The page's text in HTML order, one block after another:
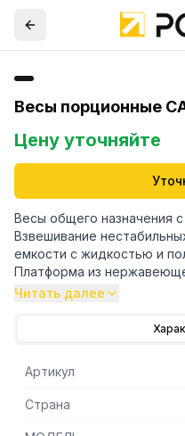
Весы порционные
Цену уточняйте
Весы общего назначения
Взвешивание
емкости с жидкостью и
Платформа из
люминесцентный дисплей
Читать далее
Артикул
Страна